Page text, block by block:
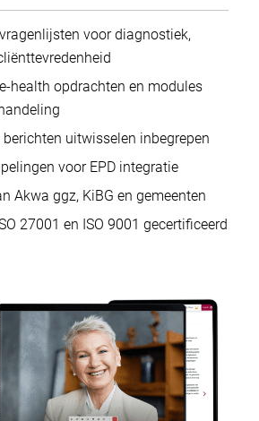
voor diagnostiek,
health opdrachten en modules
berichten uitwisselen inbegrepen
voor EPD integratie
Akwa ggz, KiBG en gemeenten
27001 en ISO 9001 gecertificeerd